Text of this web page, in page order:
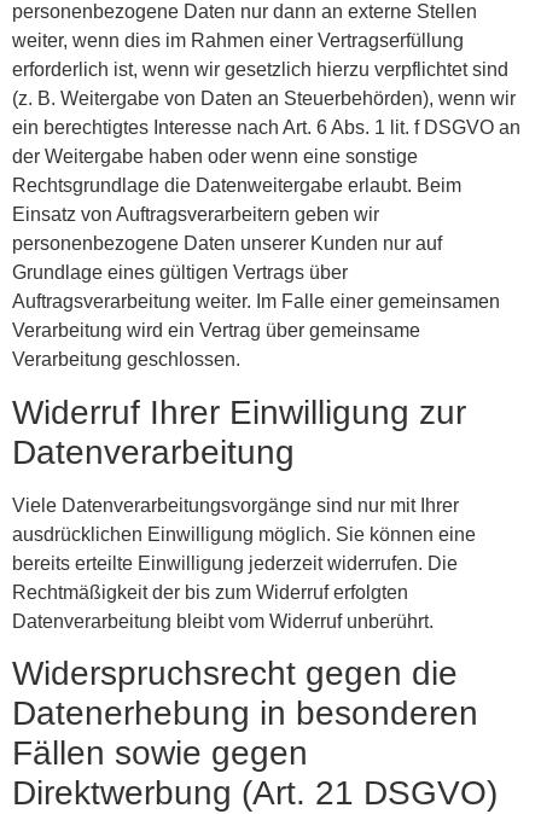
personenbezogene Daten nur dann an externe Stellen
weiter, wenn dies im Rahmen einer Vertragserfüllung
erforderlich ist, wenn wir gesetzlich hierzu verpflichtet sind
(z. B. Weitergabe von Daten an Steuerbehörden), wenn wir
ein berechtigtes Interesse nach Art. 6 Abs. 1 lit. f DSGVO an
der Weitergabe haben oder wenn eine sonstige
Rechtsgrundlage die Datenweitergabe erlaubt. Beim
Einsatz von Auftragsverarbeitern geben wir
personenbezogene Daten unserer Kunden nur auf
Grundlage eines gültigen Vertrags über
Auftragsverarbeitung weiter. Im Falle einer gemeinsamen
Verarbeitung wird ein Vertrag über gemeinsame
Verarbeitung geschlossen.
Widerruf Ihrer Einwilligung zur
Datenverarbeitung
Viele Datenverarbeitungsvorgänge sind nur mit Ihrer
ausdrücklichen Einwilligung möglich. Sie können eine
bereits erteilte Einwilligung jederzeit widerrufen. Die
Rechtmäßigkeit der bis zum Widerruf erfolgten
Datenverarbeitung bleibt vom Widerruf unberührt.
Widerspruchsrecht gegen die
Datenerhebung in besonderen
Fällen sowie gegen
Direktwerbung (Art. 21 DSGVO)